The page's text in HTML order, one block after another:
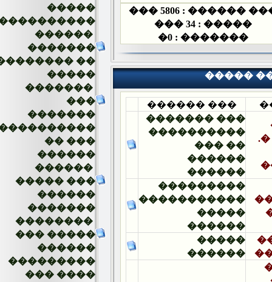
�����
����������
������
�������
�������� ��
�����
�������
���
�������
����������
�� ���
������
������
����� ���
������
�������
��������
��� �����
������
���������
��� ����
���
5806
���
�����
34
���
�������
0
�
��� ������
��� �������
����������
�� ���
������
������
���������
�����������
�����
������
�����
������